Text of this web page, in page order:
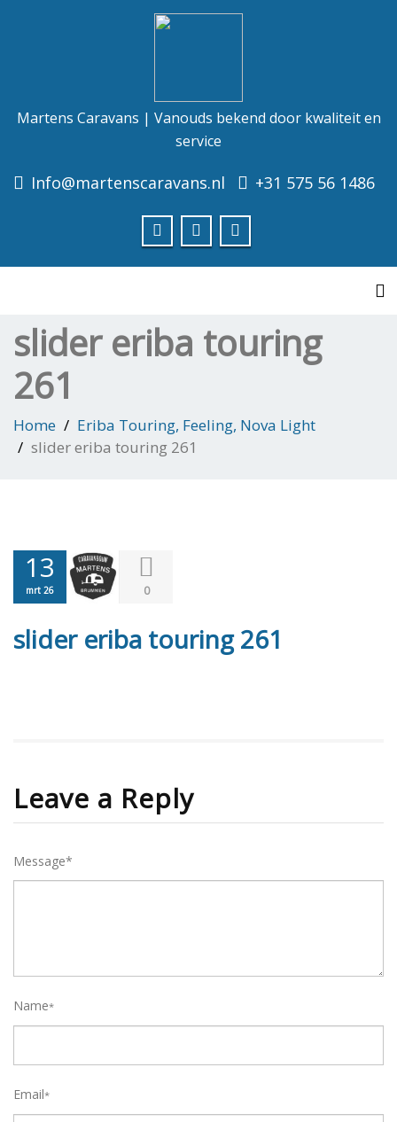
Martens Caravans | Vanouds bekend door kwaliteit en
service
Info@martenscaravans.nl +31 575 56 1486
slider eriba touring
261
Home
Eriba Touring, Feeling, Nova Light
slider eriba touring 261
13
mrt 26 0
slider eriba touring 261
Leave a Reply
Message*
Name*
Email*